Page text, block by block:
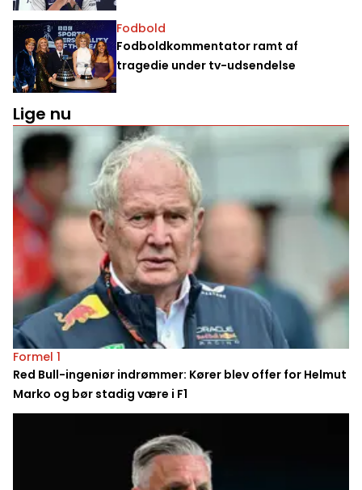
Fodbold
Fodboldkommentator ramt af
tragedie under tv-udsendelse
Lige nu
Formel 1
Red Bull-ingeniør indrømmer: Kører blev offer for Helmut
Marko og bør stadig være i F1